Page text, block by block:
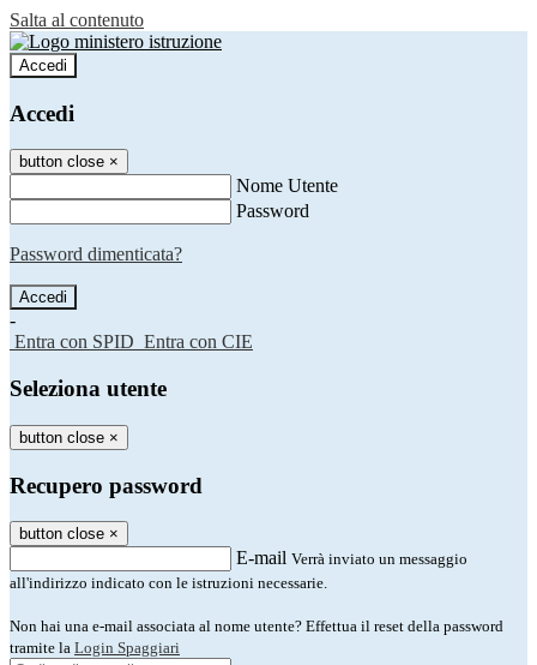
Salta al contenuto
Accedi
Accedi
button close ×
Nome Utente
Password
Password dimenticata?
-
Entra con SPID Entra con CIE
Seleziona utente
button close ×
Recupero password
button close ×
E-mail Verrà inviato un messaggio
all'indirizzo indicato con le istruzioni necessarie.
Non hai una e-mail associata al nome utente? Effettua il reset della password
tramite la Login Spaggiari